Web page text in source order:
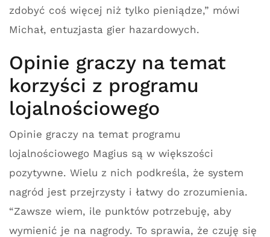
zdobyć coś więcej niż tylko pieniądze,” mówi
Michał, entuzjasta gier hazardowych.
Opinie graczy na temat
korzyści z programu
lojalnościowego
Opinie graczy na temat programu
lojalnościowego Magius są w większości
pozytywne. Wielu z nich podkreśla, że system
nagród jest przejrzysty i łatwy do zrozumienia.
“Zawsze wiem, ile punktów potrzebuję, aby
wymienić je na nagrody. To sprawia, że czuję się